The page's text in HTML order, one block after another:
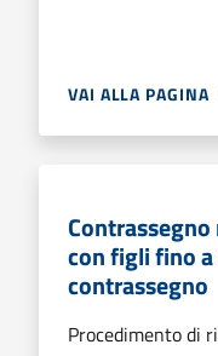
VAI ALLA PAGINA
con figli fino
contrassegno
Procedimento di